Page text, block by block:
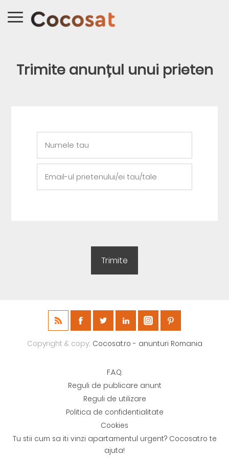
Trimite anunțul unui prieten
Copyright & copy; Cocosat.ro - anunturi Romania
F.A.Q.
Reguli de publicare anunt
Reguli de utilizare
Politica de confidentialitate
Cookies
Tu stii cum sa iti vinzi apartamentul urgent? Cocosat.ro te
ajuta!